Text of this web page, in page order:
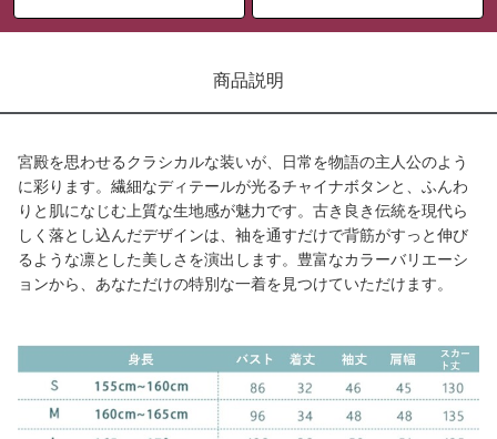
商品説明
宮殿を思わせるクラシカルな装いが、日常を物語の主人公のよう
に彩ります。繊細なディテールが光るチャイナボタンと、ふんわ
りと肌になじむ上質な生地感が魅力です。古き良き伝統を現代ら
しく落とし込んだデザインは、袖を通すだけで背筋がすっと伸び
るような凛とした美しさを演出します。豊富なカラーバリエーシ
ョンから、あなただけの特別な一着を見つけていただけます。